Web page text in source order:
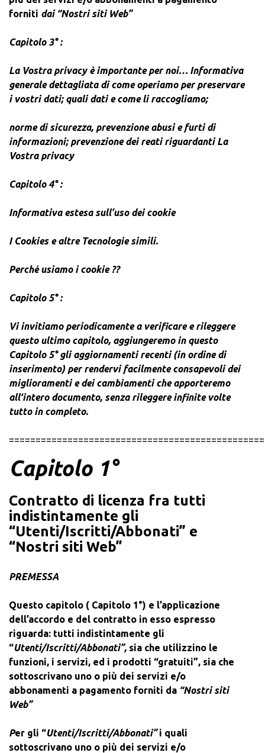
forniti dai “Nostri siti Web”
Capitolo 3° :
La Vostra privacy è importante per noi… Informativa
generale dettagliata di come operiamo per preservare
i vostri dati; quali dati e come li raccogliamo;
norme di sicurezza, prevenzione abusi e furti di
informazioni; prevenzione dei reati riguardanti La
Vostra privacy
Capitolo 4° :
Informativa estesa sull’uso dei cookie
I Cookies e altre Tecnologie simili.
Perché usiamo i cookie ??
Capitolo 5° :
Vi invitiamo periodicamente a verificare e rileggere
questo ultimo capitolo, aggiungeremo in questo
Capitolo 5° gli aggiornamenti recenti (in ordine di
inserimento) per rendervi facilmente consapevoli dei
miglioramenti e dei cambiamenti che apporteremo
all‘intero documento, senza rileggere infinite volte
tutto in completo.
Capitolo 1°
Contratto di licenza fra tutti
indistintamente gli
“Utenti/Iscritti/Abbonati” e
“Nostri siti Web”
PREMESSA
Questo capitolo ( Capitolo 1°) e l’applicazione
dell’accordo e del contratto in esso espresso
riguarda: tutti indistintamente gli
“Utenti/Iscritti/Abbonati”, sia che utilizzino le
funzioni, i servizi, ed i prodotti “gratuiti”, sia che
sottoscrivano uno o più dei servizi e/o
abbonamenti a pagamento forniti da “Nostri siti
Web”
Per gli “Utenti/Iscritti/Abbonati” i quali
sottoscrivano uno o più dei servizi e/o